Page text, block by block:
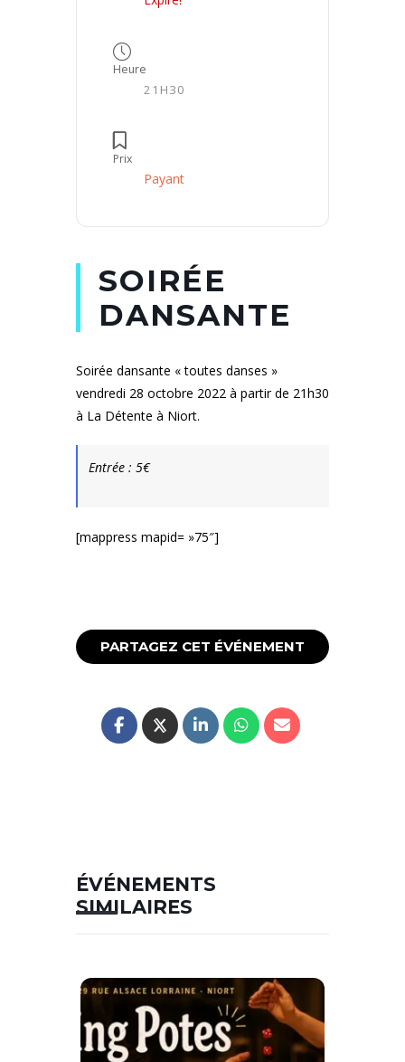
Heure
21H30
Prix
Payant
SOIRÉE
DANSANTE
Soirée dansante « toutes danses »
vendredi 28 octobre 2022 à partir de 21h30
à La Détente à Niort.
Entrée : 5€
[mappress mapid= »75″]
PARTAGEZ CET ÉVÉNEMENT
ÉVÉNEMENTS
SIMILAIRES